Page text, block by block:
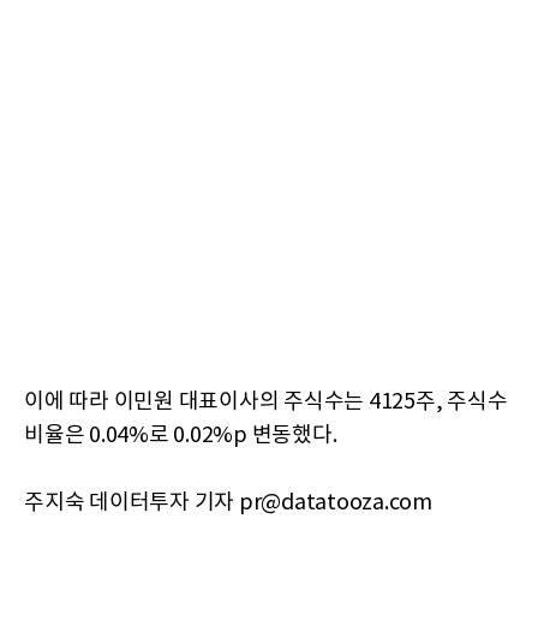
이에 따라 이민원 대표이사의 주식수는 4125주, 주식수
비율은 0.04%로 0.02%p 변동했다.
주지숙 데이터투자 기자 pr@datatooza.com